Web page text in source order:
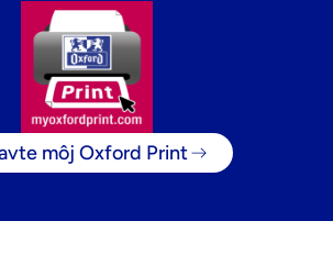
môj Oxford Print